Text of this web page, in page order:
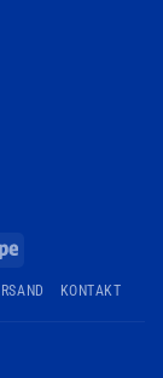
Stripe
KONTAKT